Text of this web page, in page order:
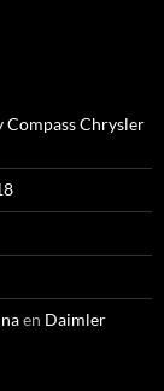
Compass Chrysler
en Daimler